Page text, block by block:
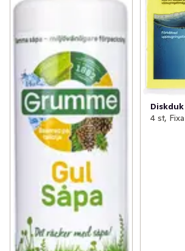
Diskduk
4 st, Fixa